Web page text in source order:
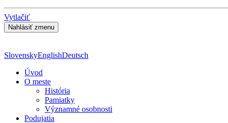
Vytlačiť
SlovenskyEnglishDeutsch
Úvod
O meste
História
Pamiatky
Významné osobnosti
Podujatia